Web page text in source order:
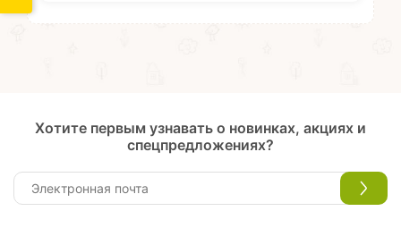
Хотите первым узнавать о новинках, акциях и
спецпредложениях?